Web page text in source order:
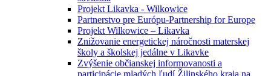
Projekt Likavka - Wilkowice
Partnerstvo pre Európu-Partnership for Europe
Projekt Wilkowice – Likavka
Znižovanie energetickej náročnosti materskej
školy a školskej jedálne v Likavke
Zvýšenie občianskej informovanosti a
participácie mladých ľudí Žilinského kraja na